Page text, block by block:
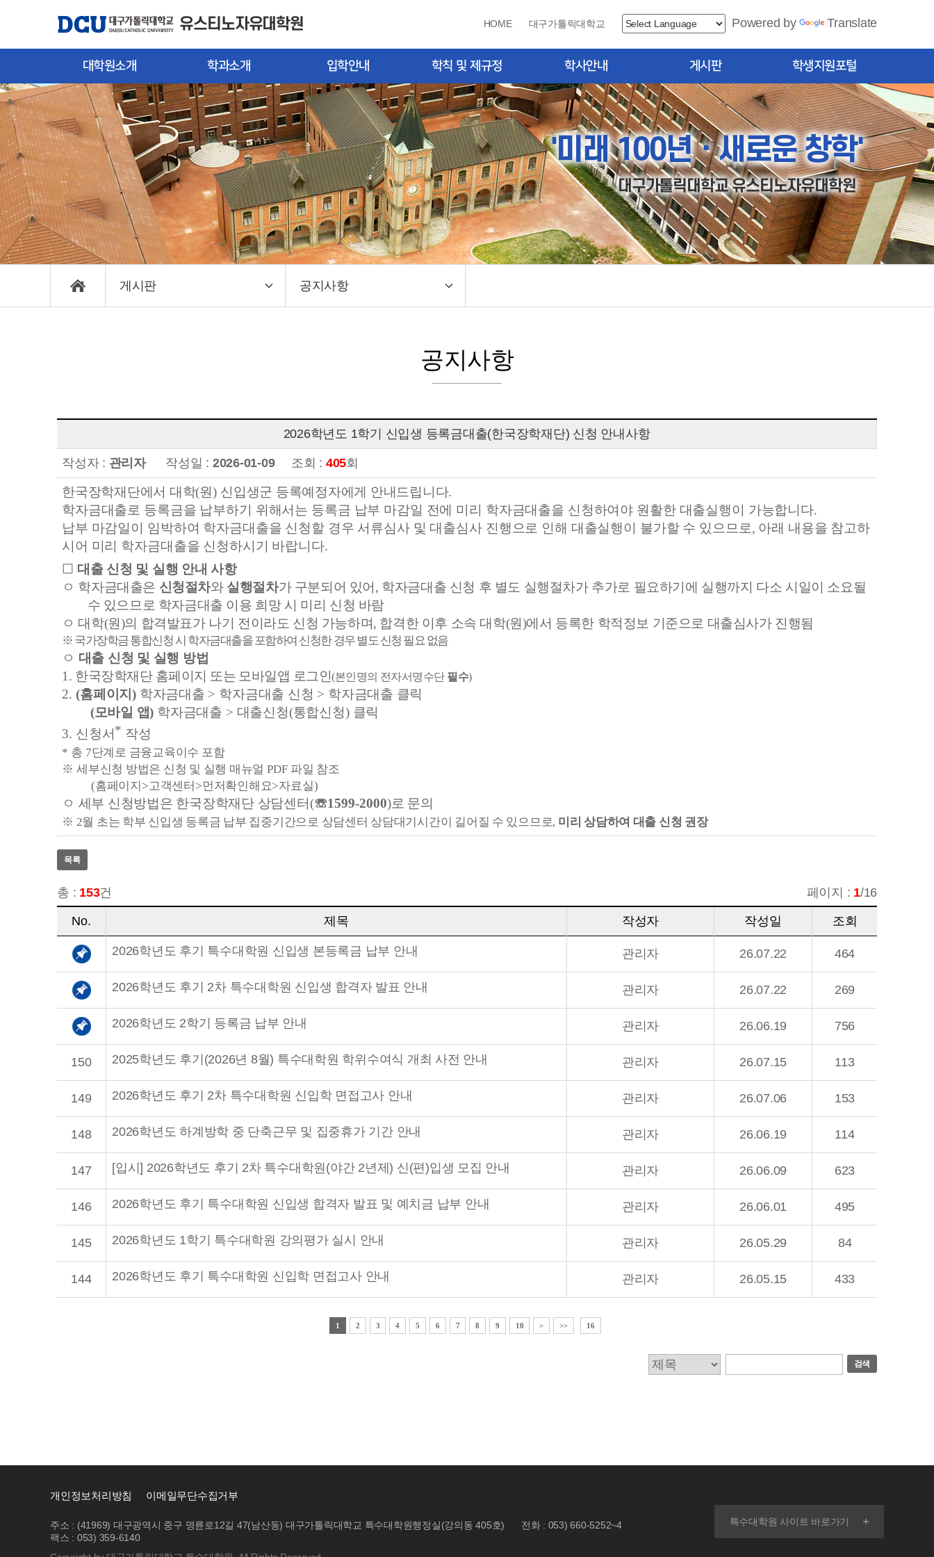
유스티노자유대학원 HOME 대구가톨릭대학교 Powered by Translate
대학원소개 학과소개 입학안내 학칙 및 제규정 학사안내 게시판 학생지원포털
대학원장 인사말
대학원 소개
연혁
인문학과
한국어교육학과
입학자료실(모집요강)
신입학 입시전형
편입학 입시전형
캠퍼스안내도
학칙 및 제규정
학사일정
수강신청·졸업학점·학생
증
장학제도
휴·복학·재입학·자퇴
종합시험
학위논문
학위논문대체
양식자료실
공지사항
묻고답하기
'미래 100년ㆍ새로운 창학'
대구가톨릭대학교 유스티노자유대학원
게시판 공지사항
공지사항
2026학년도 1학기 신입생 등록금대출(한국장학재단) 신청 안내사항
작성자 : 관리자작성일 : 2026-01-09조회 : 405회
한국장학재단에서 대학(원) 신입생군 등록예정자에게 안내드립니다.
학자금대출로 등록금을 납부하기 위해서는 등록금 납부 마감일 전에 미리 학자금대출을 신청하여야 원활한 대출실행이 가능합니다.
납부 마감일이 임박하여 학자금대출을 신청할 경우 서류심사 및 대출심사 진행으로 인해 대출실행이 불가할 수 있으므로, 아래 내용을 참고하
시어 미리 학자금대출을 신청하시기 바랍니다.
☐ 대출 신청 및 실행 안내 사항
ㅇ 학자금대출은 신청절차와 실행절차가 구분되어 있어 , 학자금대출 신청 후 별도 실행절차가 추가로 필요하기에 실행까지 다소 시일이 소요될
수 있으므로 학자금대출 이용 희망 시 미리 신청 바람
ㅇ 대학(원)의 합격발표가 나기 전이라도 신청 가능하며, 합격한 이후 소속 대학(원)에서 등록한 학적정보 기준으로 대출심사가 진행됨
※ 국가장학금 통합신청 시 학자금대출을 포함하여 신청한 경우 별도 신청 필요 없음
ㅇ 대출 신청 및 실행 방법
1. 한국장학재단 홈페이지 또는 모바일앱 로그인(본인명의 전자서명수단 필수)
2. (홈페이지 ) 학자금대출 > 학자금대출 신청 > 학자금대출 클릭
(모바일 앱) 학자금대출 > 대출신청(통합신청) 클릭
3. 신청서* 작성
* 총 7단계로 금융교육이수 포함
※ 세부신청 방법은 신청 및 실행 매뉴얼 PDF 파일 참조
(홈페이지 >고객센터 >먼저확인해요>자료실)
ㅇ 세부 신청방법은 한국장학재단 상담센터(☏1599-2000)로 문의
※ 2월 초는 학부 신입생 등록금 납부 집중기간으로 상담센터 상담대기시간이 길어질 수 있으므로, 미리 상담하여 대출 신청 권장
목록
총 : 153건 페이지 : 1/16
No. 제목 작성자 작성일 조회
2026학년도 후기 특수대학원 신입생 본등록금 납부 안내 관리자 26.07.22 464
2026학년도 후기 2차 특수대학원 신입생 합격자 발표 안내 관리자 26.07.22 269
2026학년도 2학기 등록금 납부 안내 관리자 26.06.19 756
150 2025학년도 후기(2026년 8월) 특수대학원 학위수여식 개최 사전 안내 관리자 26.07.15 113
149 2026학년도 후기 2차 특수대학원 신입학 면접고사 안내 관리자 26.07.06 153
148 2026학년도 하계방학 중 단축근무 및 집중휴가 기간 안내 관리자 26.06.19 114
147 [입시] 2026학년도 후기 2차 특수대학원(야간 2년제) 신(편)입생 모집 안내 관리자 26.06.09 623
146 2026학년도 후기 특수대학원 신입생 합격자 발표 및 예치금 납부 안내 관리자 26.06.01 495
145 2026학년도 1학기 특수대학원 강의평가 실시 안내 관리자 26.05.29 84
144 2026학년도 후기 특수대학원 신입학 면접고사 안내 관리자 26.05.15 433
1 2 3 4 5 6 7 8 9 10 > >> 16
검색
개인정보처리방침 이메일무단수집거부
주소 : (41969) 대구광역시 중구 명륜로12길 47(남산동) 대구가톨릭대학교 특수대학원행정실(강의동 405호)
전화 : 053) 660-5252~4
팩스 : 053) 359-6140
특수대학원 사이트 바로가기